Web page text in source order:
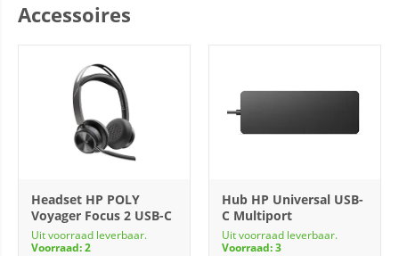
Accessoires
Headset HP POLY
Voyager Focus 2 USB-C
Uit voorraad leverbaar.
Voorraad: 2
Hub HP Universal USB-
C Multiport
Uit voorraad leverbaar.
Voorraad: 3